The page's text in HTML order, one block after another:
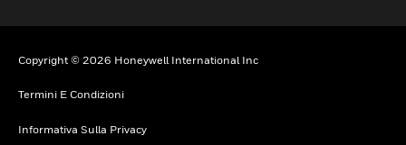
Copyright © 2026 Honeywell International Inc
Termini E Condizioni
Informativa Sulla Privacy